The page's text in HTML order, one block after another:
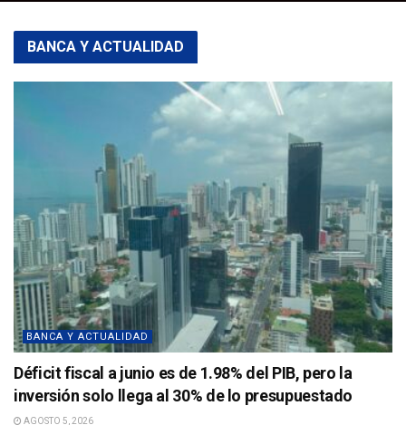
BANCA Y ACTUALIDAD
BANCA Y ACTUALIDAD
Déficit fiscal a junio es de 1.98% del PIB, pero la
inversión solo llega al 30% de lo presupuestado
AGOSTO 5, 2026